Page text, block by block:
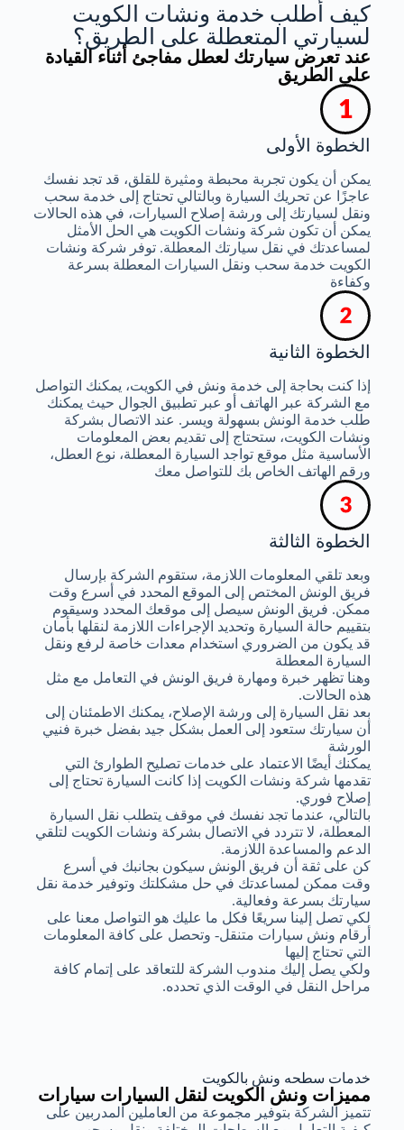
كيف أطلب خدمة ونشات الكويت
لسيارتي المتعطلة على الطريق؟
عند تعرض سيارتك لعطل مفاجئ أثناء القيادة
على الطريق
الخطوة الأولى
يمكن أن يكون تجربة محبطة ومثيرة للقلق، قد تجد نفسك
عاجزًا عن تحريك السيارة وبالتالي تحتاج إلى خدمة سحب
ونقل لسيارتك إلى ورشة إصلاح السيارات، في هذه الحالات
يمكن أن تكون شركة ونشات الكويت هي الحل الأمثل
لمساعدتك في نقل سيارتك المعطلة. توفر شركة ونشات
الكويت خدمة سحب ونقل السيارات المعطلة بسرعة
وكفاءة
الخطوة الثانية
إذا كنت بحاجة إلى خدمة ونش في الكويت، يمكنك التواصل
مع الشركة عبر الهاتف أو عبر تطبيق الجوال حيث يمكنك
طلب خدمة الونش بسهولة ويسر. عند الاتصال بشركة
ونشات الكويت، ستحتاج إلى تقديم بعض المعلومات
الأساسية مثل موقع تواجد السيارة المعطلة، نوع العطل،
ورقم الهاتف الخاص بك للتواصل معك
الخطوة الثالثة
وبعد تلقي المعلومات اللازمة، ستقوم الشركة بإرسال
فريق الونش المختص إلى الموقع المحدد في أسرع وقت
ممكن. فريق الونش سيصل إلى موقعك المحدد وسيقوم
بتقييم حالة السيارة وتحديد الإجراءات اللازمة لنقلها بأمان
قد يكون من الضروري استخدام معدات خاصة لرفع ونقل
السيارة المعطلة
وهنا تظهر خبرة ومهارة فريق الونش في التعامل مع مثل
هذه الحالات.
بعد نقل السيارة إلى ورشة الإصلاح، يمكنك الاطمئنان إلى
أن سيارتك ستعود إلى العمل بشكل جيد بفضل خبرة فنيي
الورشة
يمكنك أيضًا الاعتماد على خدمات تصليح الطوارئ التي
تقدمها شركة ونشات الكويت إذا كانت السيارة تحتاج إلى
إصلاح فوري.
بالتالي، عندما تجد نفسك في موقف يتطلب نقل السيارة
المعطلة، لا تتردد في الاتصال بشركة ونشات الكويت لتلقي
الدعم والمساعدة اللازمة.
كن على ثقة أن فريق الونش سيكون بجانبك في أسرع
وقت ممكن لمساعدتك في حل مشكلتك وتوفير خدمة نقل
سيارتك بسرعة وفعالية.
لكي تصل إلينا سريعًا فكل ما عليك هو التواصل معنا على
أرقام ونش سيارات متنقل- وتحصل على كافة المعلومات
التي تحتاج إليها
ولكي يصل إليك مندوب الشركة للتعاقد على إتمام كافة
مراحل النقل في الوقت الذي تحدده.
خدمات سطحه ونش بالكويت
مميزات ونش الكويت لنقل السيارات سيارات
تتميز الشركة بتوفير مجموعة من العاملين المدربين على